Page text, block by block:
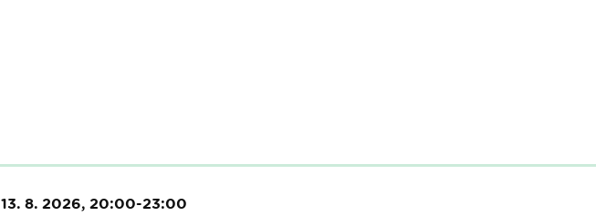
13. 8. 2026, 20:00-23:00